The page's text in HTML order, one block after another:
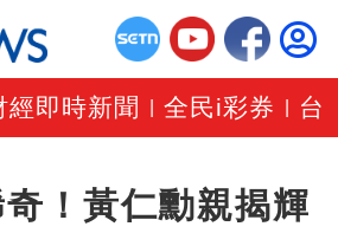
經即時新聞 |全民i彩券 台
！黃仁勳親揭輝